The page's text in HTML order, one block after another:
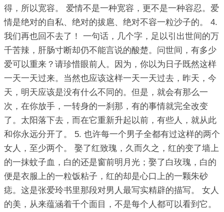
得，所以宽容。 爱情不是一种宽容，更不是一种容忍。爱
情是绝对的自私、绝对的拔扈、绝对不容一粒沙子的。 4.
我们再也回不去了！ 一句话，几个字，足以引出世间的万
千苦辣，肝肠寸断却仍不能言说的酸楚。问世间，有多少
爱可以重来？请珍惜眼前人。因为，你以为日子既然这样
一天一天过来。当然也应该这样一天一天过去，昨天，今
天，明天应该是没有什么不同的。但是，就会有那么一
次，在你放手，一转身的一刹那，有的事情就完全改变
了。太阳落下去，而在它重新升起以前，有些人，就从此
和你永远分开了。 5. 也许每一个男子全都有过这样的两个
女人，至少两个。 娶了红致瑰，久而久之，红的变了墙上
的一抹蚊子血，白的还是窗前明月光；娶了白玫瑰，白的
便是衣服上的一粒饭粘子，红的却是心口上的一颗朱砂
痣。这是张爱玲书里那段对男人最写实精辟的描写。 女人
的美，从来蕴涵着千个面目，不是每个人都可以看到它。